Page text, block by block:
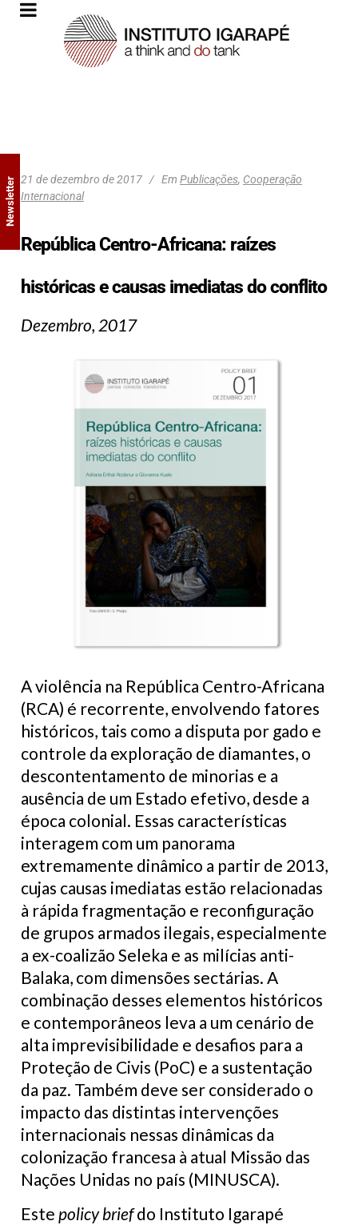
21 de dezembro de 2017 Em Publicações, Cooperação
Internacional
República Centro-Africana: raízes
históricas e causas imediatas do conflito
Dezembro, 2017
A violência na República Centro-Africana
(RCA) é recorrente, envolvendo fatores
históricos, tais como a disputa por gado e
controle da exploração de diamantes, o
descontentamento de minorias e a
ausência de um Estado efetivo, desde a
época colonial. Essas características
interagem com um panorama
extremamente dinâmico a partir de 2013,
cujas causas imediatas estão relacionadas
à rápida fragmentação e reconfiguração
de grupos armados ilegais, especialmente
a ex-coalizão Seleka e as milícias anti-
Balaka, com dimensões sectárias. A
combinação desses elementos históricos
e contemporâneos leva a um cenário de
alta imprevisibilidade e desafios para a
Proteção de Civis (PoC) e a sustentação
da paz. Também deve ser considerado o
impacto das distintas intervenções
internacionais nessas dinâmicas da
colonização francesa à atual Missão das
Nações Unidas no país (MINUSCA).
Este policy briefdo Instituto Igarapé
Newsletter